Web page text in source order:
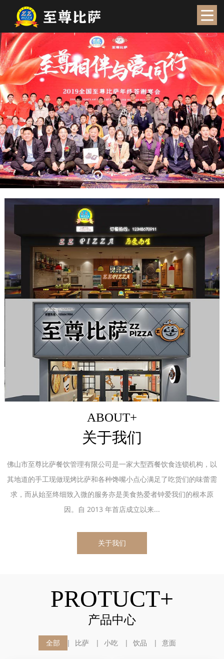
ABOUT+
关于我们
佛山市至尊比萨餐饮管理有限公司是一家大型西餐饮食连锁机构，以
其地道的手工现做现烤比萨和各种馋嘴小点心满足了吃货们的味蕾需
求，而从始至终细致入微的服务亦是美食热爱者钟爱我们的根本原
因。自 2013 年首店成立以来...
关于我们
PROTUCT+
产品中心
全部 比萨 小吃 饮品 意面